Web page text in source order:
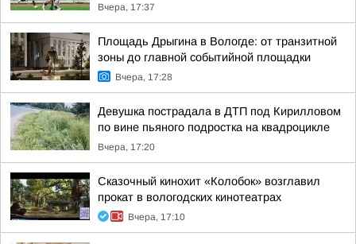
Вчера, 17:37
Площадь Дрыгина в Вологде: от транзитной
зоны до главной событийной площадки
Вчера, 17:28
Девушка пострадала в ДТП под Кирилловом
по вине пьяного подростка на квадроцикле
Вчера, 17:20
Сказочный кинохит «Колобок» возглавил
прокат в вологодских кинотеатрах
Вчера, 17:10